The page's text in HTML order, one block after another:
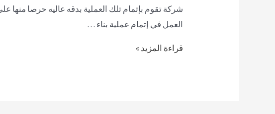
شركة تقوم بإتمام تلك العملية بدقه عاليه حرصا منها
العمل في إتمام عملية بناء …
قراءة المزيد »